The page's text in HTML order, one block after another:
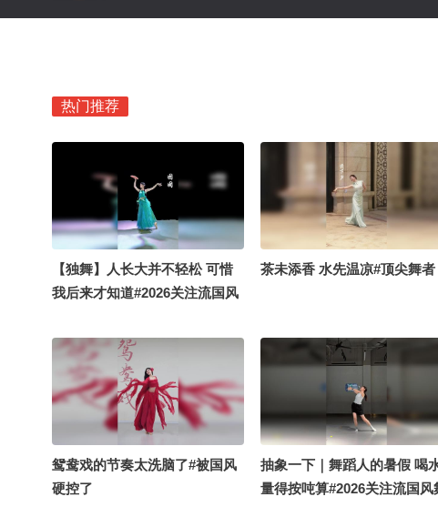
热门推荐
【独舞】人长大并不轻松 可惜
我后来才知道#2026关注流国风
大赛 #顶尖舞者
茶未添香 水先温凉#顶尖舞者
鸳鸯戏的节奏太洗脑了#被国风
硬控了
抽象一下｜舞蹈人的暑假 喝
量得按吨算#2026关注流国风